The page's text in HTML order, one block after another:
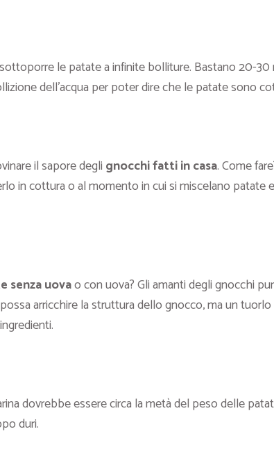
le patate a infinite bolliture. Bastano 20-
dell’acqua per poter dire che le patate sono
il sapore degli gnocchi fatti in casa. Come
in cottura o al momento in cui si miscelano patate
senza uovao con uova? Gli amanti degli gnocchi
arricchire la struttura dello gnocco, ma un
dovrebbe essere circa la metà del peso delle
duri.